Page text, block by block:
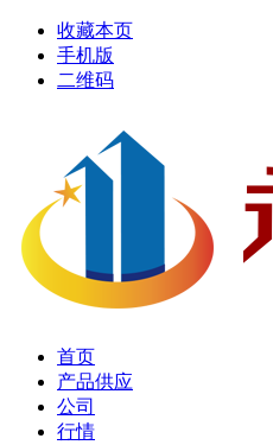
收藏本页
手机版
二维码
首页
产品供应
公司
行情